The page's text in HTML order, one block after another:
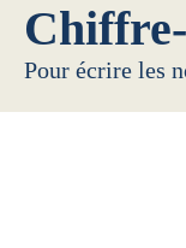
Pour écrire les